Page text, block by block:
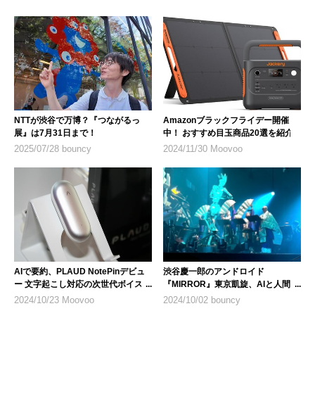
NTTが渋谷で万博？『つながるっ
展』は7月31日まで！
2025/07/28 bouncy
Amazonブラックフライデー開催
中！ おすすめ目玉商品20選を紹介
2024/11/30 Moovoo
AIで要約、PLAUD NotePinデビュ
ー 文字起こし対応の次世代ボイスレ
コーダー
2024/10/23 Moovoo
渋谷慶一郎のアンドロイド
『MIRROR』東京凱旋、AIと人間の
全く新しいオーケストラの姿
2024/10/02 bouncy